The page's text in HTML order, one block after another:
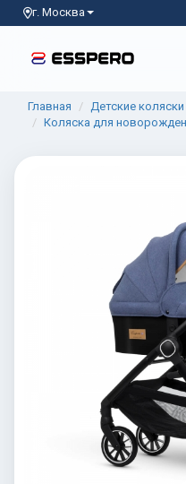
г. Москва
Главная Детские коляски
Коляска для